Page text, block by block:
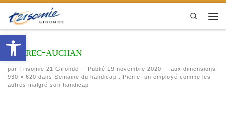
Passer au contenu
Search
pierrec-auchan
par Trisomie 21 Gironde | Publié 19 novembre 2020 -
aux dimensions
930 × 620 dans Semaine du handicap : Pierre, un employé comme les
autres malgré son handicap
Ouvrir la barre d’outils